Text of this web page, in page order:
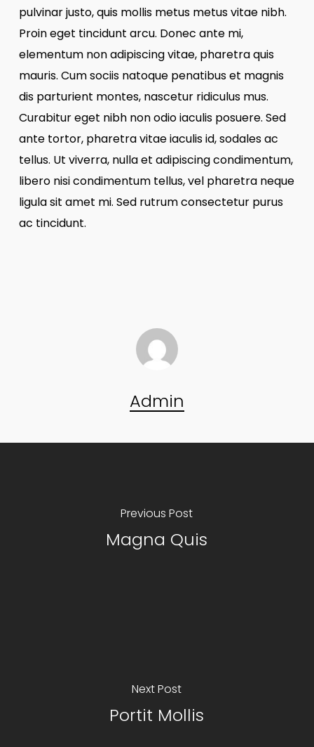
pulvinar justo, quis mollis metus metus vitae nibh.
Proin eget tincidunt arcu. Donec ante mi,
elementum non adipiscing vitae, pharetra quis
mauris. Cum sociis natoque penatibus et magnis
dis parturient montes, nascetur ridiculus mus.
Curabitur eget nibh non odio iaculis posuere. Sed
ante tortor, pharetra vitae iaculis id, sodales ac
tellus. Ut viverra, nulla et adipiscing condimentum,
libero nisi condimentum tellus, vel pharetra neque
ligula sit amet mi. Sed rutrum consectetur purus
ac tincidunt.
Admin
Previous Post
Magna Quis
Next Post
Portit Mollis